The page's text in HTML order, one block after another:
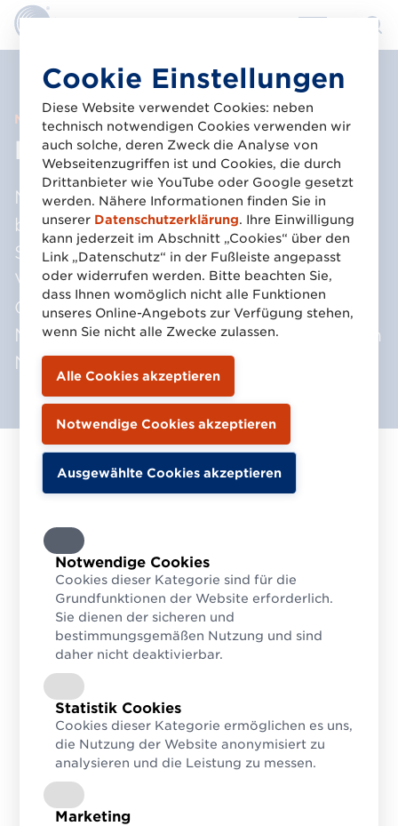
Inhalt
News & Wissen
Newsletter
Mit einem Newsletter von GS1 Austria
bleiben Sie up to date! Wir versorgen
Sie mit Branchennews,
Veranstaltungshinweisen und
GS1 Themen.
Melden Sie sich jetzt für den passenden
Newsletter an!
abonnieren
GS1 Allgemein
Regelmäßige Infos aus der Welt von GS1
GS1 Sync
News über unser Stammdatenservice
GS1 Healthcare
GS1 info edition
Digitales Kundenmagazin, erscheint ca. 2x mal jährlich
Anrede
Vorname
Cookie Einstellungen
Diese Website verwendet Cookies: neben
technisch notwendigen Cookies verwenden wir
auch solche, deren Zweck die Analyse von
Webseitenzugriffen ist und Cookies, die durch
Drittanbieter wie YouTube oder Google gesetzt
werden. Nähere Informationen finden Sie in
unserer Datenschutzerklärung. Ihre Einwilligung
kann jederzeit im Abschnitt „Cookies“ über den
Link „Datenschutz“ in der Fußleiste angepasst
oder widerrufen werden. Bitte beachten Sie,
dass Ihnen womöglich nicht alle Funktionen
unseres Online-Angebots zur Verfügung stehen,
wenn Sie nicht alle Zwecke zulassen.
Notwendige Cookies
Cookies dieser Kategorie sind für die
Grundfunktionen der Website erforderlich.
Sie dienen der sicheren und
bestimmungsgemäßen Nutzung und sind
daher nicht deaktivierbar.
Statistik Cookies
Cookies dieser Kategorie ermöglichen es uns,
die Nutzung der Website anonymisiert zu
analysieren und die Leistung zu messen.
Marketing